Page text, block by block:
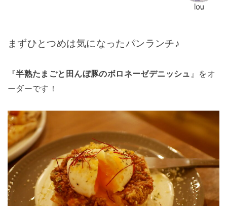
まずひとつめは気になったパンランチ♪
『半熟たまごと田んぼ豚のボロネーゼデニッシュ 』をオ
ーダーです！